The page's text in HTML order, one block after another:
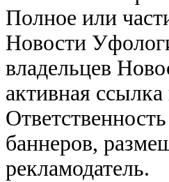
Полное или
Новости
владельцев
активная ссылка
баннеров,
рекламодатель.